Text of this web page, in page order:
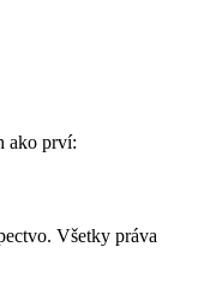
ako prví:
Všetky práva